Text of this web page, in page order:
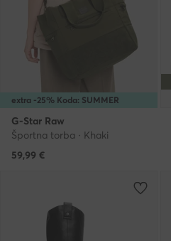
extra -25% Koda: SUMMER
G-Star Raw
Športna torba · Khaki
59,99 €